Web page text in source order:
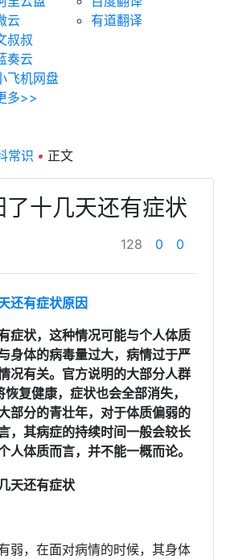
云
叔叔
奏云
飞机网盘
多>>
有道翻译
常识 • 正文
了十几天还有症状
128 0 0
还有症状原因
症状，这种情况可能与个人体质
身体的病毒量过大，病情过于严
况有关。官方说明的大部分人群
复健康，症状也会全部消失，
部分的青壮年，对于体质偏弱的
，其病症的持续时间一般会较长
人体质而言，并不能一概而论。
弱，在面对病情的时候，其身体